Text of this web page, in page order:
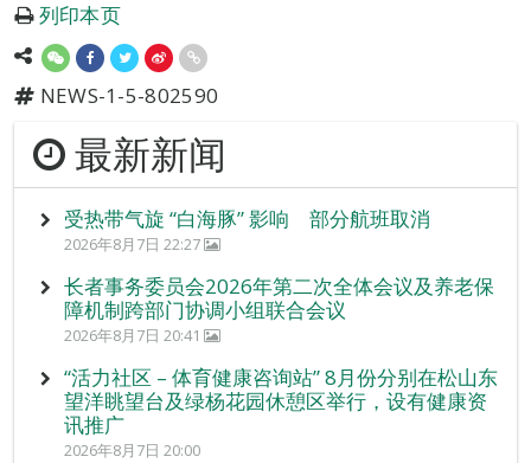
列印本页
NEWS-1-5-802590
最新新闻
受热带气旋 “白海豚” 影响 部分航班取消
2026年8月7日 22:27
长者事务委员会2026年第二次全体会议及养老保
障机制跨部门协调小组联合会议
2026年8月7日 20:41
“活力社区 – 体育健康咨询站” 8月份分别在松山东
望洋眺望台及绿杨花园休憩区举行，设有健康资
讯推广
2026年8月7日 20:00